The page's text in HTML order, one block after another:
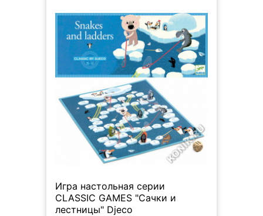
Игра настольная серии
CLASSIC GAMES "Сачки и
лестницы" Djeco